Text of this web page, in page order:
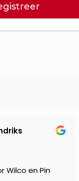
Wilco en Pin